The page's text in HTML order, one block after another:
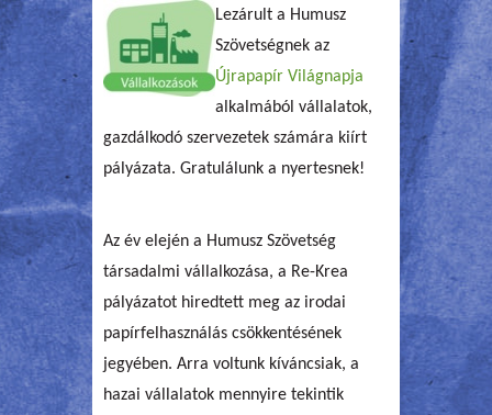
Lezárult a Humusz
Szövetségnek az
Újrapapír Világnapja
alkalmából vállalatok,
gazdálkodó szervezetek számára kiírt
pályázata. Gratulálunk a nyertesnek!
Az év elején a Humusz Szövetség
társadalmi vállalkozása, a Re-Krea
pályázatot hiredtett meg az irodai
papírfelhasználás csökkentésének
jegyében. Arra voltunk kíváncsiak, a
hazai vállalatok mennyire tekintik